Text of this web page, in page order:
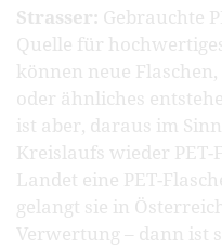
Strasser: Gebrauchte
Quelle für
können neue
oder ähnliches
ist aber, daraus im
Kreislaufs wieder PET-
Landet eine PET-
gelangt sie in
Verwertung – dann ist